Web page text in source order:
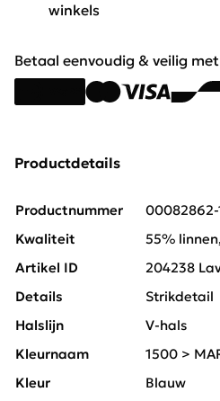
winkels
Betaal eenvoudig & veilig met
Productdetails
Productnummer
Kwaliteit
55%
Artikel ID
204238
Details
Strikdetail
Halslijn
V-hals
Kleurnaam
1500 >
Kleur
Blauw